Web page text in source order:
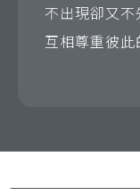
不出現卻又
互相尊重彼